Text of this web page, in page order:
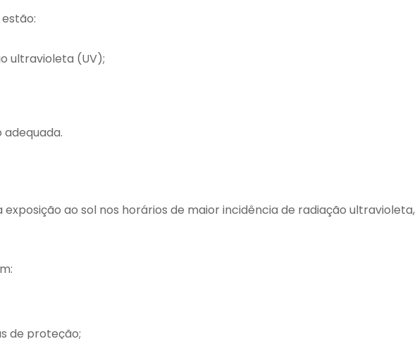
ultravioleta (UV);
ao sol nos horários de maior incidência de radiação ultravioleta,
de proteção;